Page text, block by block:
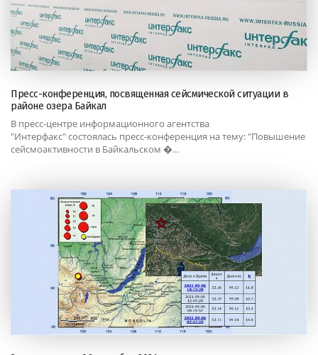
Пресс-конференция, посвященная сейсмической ситуации в
районе озера Байкал
В пресс-центре информационного агентства
"Интерфакс" состоялась пресс-конференция на тему: "Повышение
сейсмоактивности в Байкальском �...